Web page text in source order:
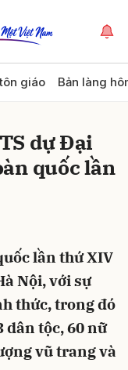
giáo Bản làng
dự Đại
quốc lần
lần thứ XIV
Nội, với sự
thức, trong đó
dân tộc, 60 nữ
vũ trang và